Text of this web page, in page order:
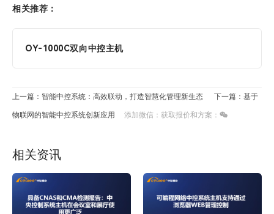
相关推荐：
OY-1000C双向中控主机
上一篇：智能中控系统：高效联动，打造智慧化管理新生态 下一篇：基于
物联网的智能中控系统创新应用 添加微信：获取报价和方案：
相关资讯